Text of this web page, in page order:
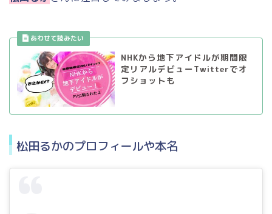
NHKから地下アイドルが期間限
定リアルデビューTwitterでオ
フショットも
松田るかのプロフィールや本名